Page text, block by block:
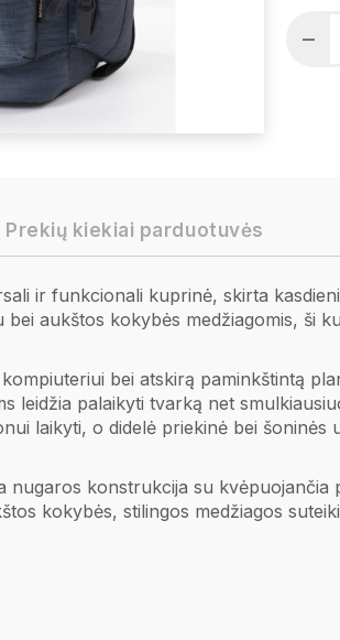
Prekių kiekiai parduotuvės
ir funkcionali kuprinė, skirta
aukštos kokybės medžiagomis, ši
bei atskirą paminkštintą
leidžia palaikyti tvarką net
laikyti, o didelė priekinė bei
nugaros konstrukcija su kvėpuojančia
kokybės, stilingos medžiagos